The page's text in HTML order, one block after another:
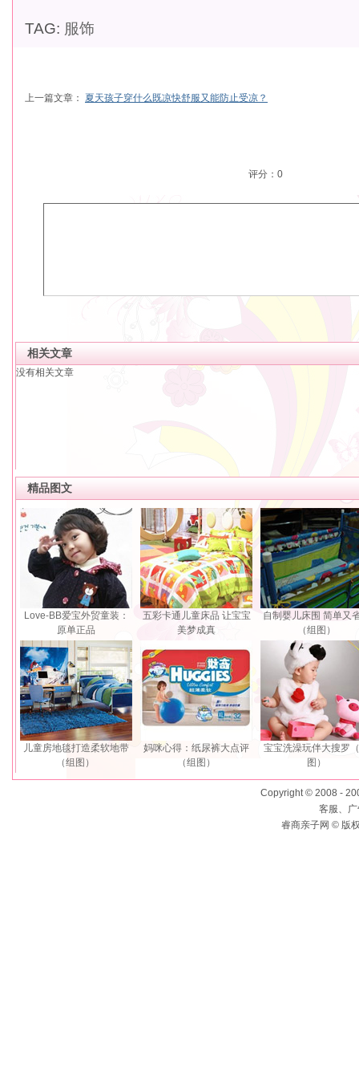
TAG: 服饰
上一篇文章： 夏天孩子穿什么既凉快舒服又能防止受凉？
评分： 0
相关文章
没有相关文章
精品图文
Love-BB爱宝外贸童装：
原单正品
五彩卡通儿童床品 让宝宝
美梦成真
自制婴儿床围 简单又
（组图）
儿童房地毯打造柔软地带
（组图）
妈咪心得：纸尿裤大点评
（组图）
宝宝洗澡玩伴大搜罗
图）
Copyright © 2008 -
客服、
睿商亲子网 © 版